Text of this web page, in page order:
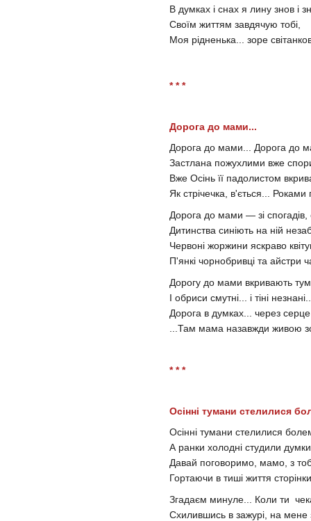
В думках і снах я лину знов і
Своїм життям завдячую тобі,
Моя рідненька... зоре
* * *
Дорога до мами...
Дорога до мами... Дорога до
Застлана пожухлими вже
Вже Осінь її падолистом
Як стрічечка, в'ється... Роками
Дорога до мами — зі спогадів,
Дитинства синіють на ній
Червоні жоржини яскраво
П'янкі чорнобривці та айстри
Дорогу до мами вкривають
І обриси смутні... і тіні
Дорога в думках... через
...Там мама назавжди живою
* * *
Осінні тумани стелилися
Осінні тумани стелилися
А ранки холодні студили
Давай поговоримо, мамо, з
Гортаючи в тиші життя
Згадаєм минуле... Коли ти
Схилившись в зажурі, на мене